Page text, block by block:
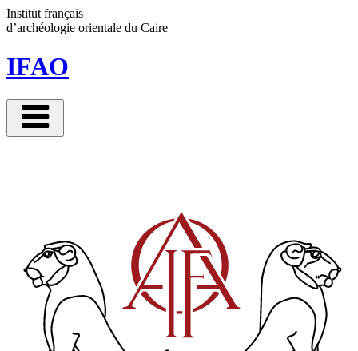
Institut français
d’archéologie orientale du Caire
IFAO
Panneau de gestion des cookies